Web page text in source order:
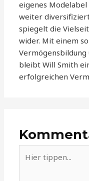
eigenes
weiter
spiegelt die
wider. Mit einem
bleibt Will Smith
erfolgreichen
tippen...